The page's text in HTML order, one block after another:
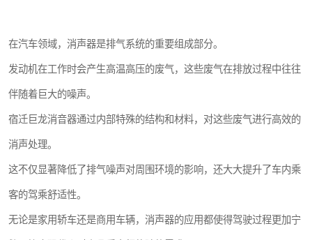
在汽车领域，消声器是排气系统的重要组成部分。
发动机在工作时会产生高温高压的废气，这些废气在排放过程中往往
伴随着巨大的噪声。
宿迁巨龙消音器通过内部特殊的结构和材料，对这些废气进行高效的
消声处理。
这不仅显著降低了排气噪声对周围环境的影响，还大大提升了车内乘
客的驾乘舒适性。
无论是家用轿车还是商用车辆，消声器的应用都使得驾驶过程更加宁